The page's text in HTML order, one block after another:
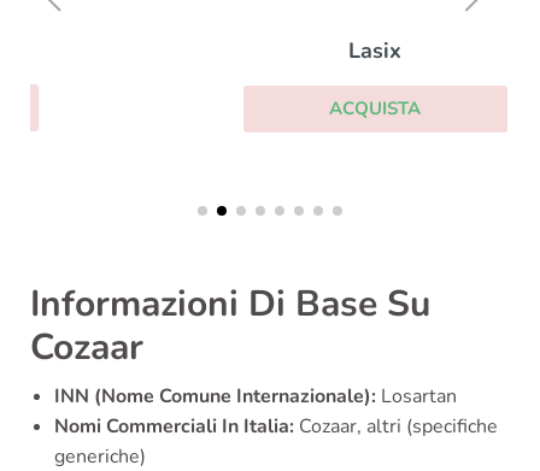
Informazioni Di Base Su
Cozaar
INN (Nome Comune Internazionale): Losartan
Nomi Commerciali In Italia: Cozaar, altri (specifiche
generiche)